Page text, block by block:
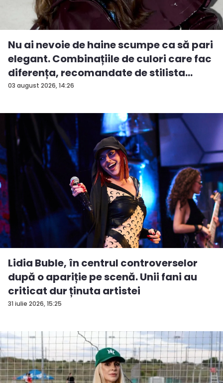
03 august 2026, 14:26
Nu ai nevoie de haine scumpe ca să pari
elegant. Combinațiile de culori care fac
diferența, recomandate de stilista
And...
31 iulie 2026, 15:25
Lidia Buble, în centrul controverselor
după o apariție pe scenă. Unii fani au
criticat dur ținuta artistei